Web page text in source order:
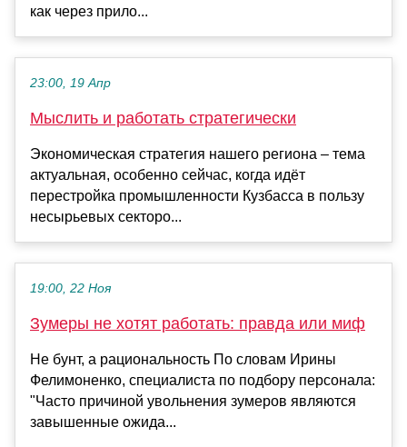
как через прило...
23:00, 19 Апр
Мыслить и работать стратегически
Экономическая стратегия нашего региона – тема
актуальная, особенно сейчас, когда идёт
перестройка промышленности Кузбасса в пользу
несырьевых секторо...
19:00, 22 Ноя
Зумеры не хотят работать: правда или миф
Не бунт, а рациональность По словам Ирины
Фелимоненко, специалиста по подбору персонала:
"Часто причиной увольнения зумеров являются
завышенные ожида...